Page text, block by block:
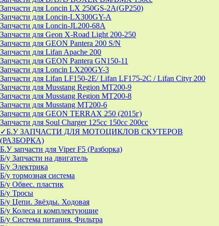
Запчасти для Loncin LX 250GS-2A(GP250)
Запчасти для Loncin-LX300GY-A
Запчасти для Loncin-JL200-68A
Запчасти для Geon X-Road Light 200-250
Запчасти для GEON Pantera 200 S/N
Запчасти для Lifan Apache 200
Запчасти для GEON Pantera GN150-11
Запчасти для Loncin LX200GY-3
Запчасти для Lifan LF150-2E/ Lifan LF175-2C / Lifan Cityr 200
Запчасти для Musstang Region MT200-9
Запчасти для Musstang Region MT200-8
Запчасти для Musstang MT200-6
Запчасти для GEON TERRAX 250 (2015г)
Запчасти для Soul Charger 125сс 150cc 200сс
✓Б.У ЗАПЧАСТИ ДЛЯ МОТОЦИКЛОВ СКУТЕРОВ
(РАЗБОРКА)
Б.У запчасти для Viper F5 (Разборка)
Б/у Запчасти на двигатель
Б/у Электрика
Б/у тормозная система
Б/у Обвес. пластик
Б/у Тросы
Б/у Цепи. Звёзды. Ходовая
Б/у Колеса и комплектующие
Б/у Система питания. Фильтра